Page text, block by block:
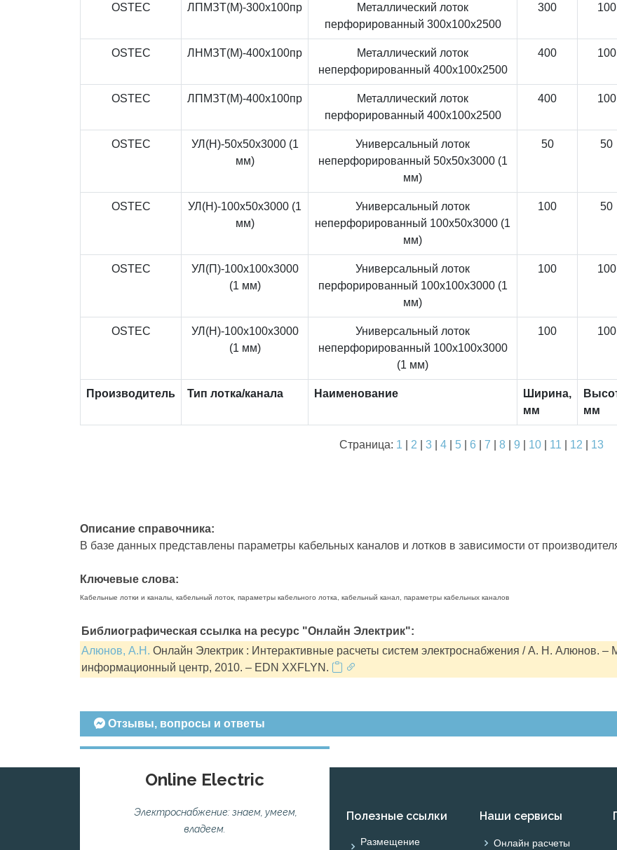
OSTEC ЛПМЗТ(М)-300x100пр
Металлический лоток
перфорированный 300x100x2500
300 100
OSTEC ЛНМЗТ(М)-400x100пр
Металлический лоток
неперфорированный 400x100x2500
400 100
OSTEC ЛПМЗТ(М)-400x100пр
Металлический лоток
перфорированный 400x100x2500
400 100
OSTEC
УЛ(Н)-50x50x3000 (1
мм)
Универсальный лоток
неперфорированный 50x50x3000 (1
мм)
50 50
OSTEC
УЛ(Н)-100x50x3000 (1
мм)
Универсальный лоток
неперфорированный 100x50x3000 (1
мм)
100 50
OSTEC
УЛ(П)-100x100x3000
(1 мм)
Универсальный лоток
перфорированный 100x100x3000 (1
мм)
100 100
OSTEC
УЛ(Н)-100x100x3000
(1 мм)
Универсальный лоток
неперфорированный 100x100x3000
(1 мм)
100 100
Производитель Тип лотка/канала Наименование
Ширина,
мм
мм
Страница: 1 2 3| 4| 5| 6 7 8| 9 10| 11 12 13
Описание справочника:
В базе данных представлены параметры кабельных каналов и лотков в зависимости от
Ключевые слова:
Кабельные лотки и каналы, кабельный лоток, параметры кабельного лотка, кабельный канал, параметры кабельных каналов
Библиографическая ссылка на ресурс "Онлайн Электрик":
Алюнов, А.Н. Онлайн Электрик : Интерактивные расчеты систем электроснабжения / А. Н. Алюнов. –
информационный центр, 2010. – EDN XXFLYN.
Отзывы, вопросы и ответы
Online Electric
Электроснабжение: знаем, умеем,
владеем.
Полезные ссылки
Размещение
Наши сервисы
Онлайн расчеты